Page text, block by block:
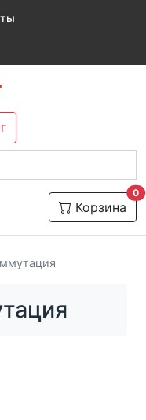
Корзина
0